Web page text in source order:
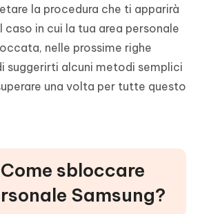
la procedura che ti apparirà
caso in cui la tua area personale
nelle prossime righe
suggerirti alcuni metodi semplici
una volta per tutte questo
sbloccare
Samsung?